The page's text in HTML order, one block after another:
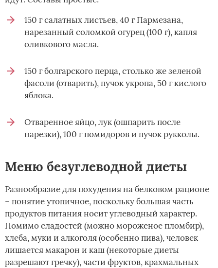
150 г салатных листьев, 40 г Пармезана,
нарезанный соломкой огурец (100 г), капля
оливкового масла.
150 г болгарского перца, столько же зеленой
фасоли (отварить), пучок укропа, 50 г кислого
яблока.
Отваренное яйцо, лук (ошпарить после
нарезки), 100 г помидоров и пучок рукколы.
Меню безуглеводной диеты
Разнообразие для похудения на белковом рационе
– понятие утопичное, поскольку большая часть
продуктов питания носит углеводный характер.
Помимо сладостей (можно мороженое пломбир),
хлеба, муки и алкоголя (особенно пива), человек
лишается макарон и каш (некоторые диеты
разрешают гречку), части фруктов, крахмальных